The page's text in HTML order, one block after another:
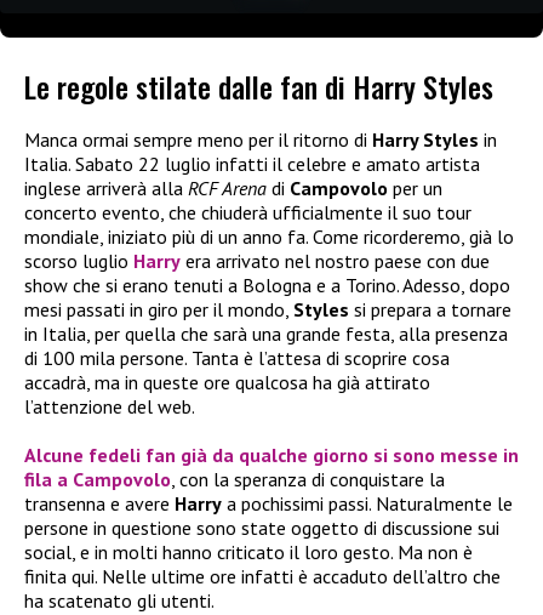
Le regole stilate dalle fan di Harry Styles
Manca ormai sempre meno per il ritorno di Harry Styles in
Italia. Sabato 22 luglio infatti il celebre e amato artista
inglese arriverà alla RCF Arena di Campovolo per un
concerto evento, che chiuderà ufficialmente il suo tour
mondiale, iniziato più di un anno fa. Come ricorderemo, già lo
scorso luglio Harry era arrivato nel nostro paese con due
show che si erano tenuti a Bologna e a Torino. Adesso, dopo
mesi passati in giro per il mondo, Styles si prepara a tornare
in Italia, per quella che sarà una grande festa, alla presenza
di 100 mila persone. Tanta è l’attesa di scoprire cosa
accadrà, ma in queste ore qualcosa ha già attirato
l’attenzione del web.
Alcune fedeli fan già da qualche giorno si sono messe in
fila a Campovolo, con la speranza di conquistare la
transenna e avere Harry a pochissimi passi. Naturalmente le
persone in questione sono state oggetto di discussione sui
social, e in molti hanno criticato il loro gesto. Ma non è
finita qui. Nelle ultime ore infatti è accaduto dell’altro che
ha scatenato gli utenti.